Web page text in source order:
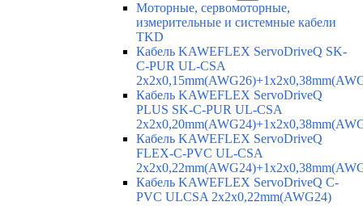
Моторные, сервомоторные,
измерительные и системные кабели
TKD
Кабель KAWEFLEX ServoDriveQ SK-
C-PUR UL-CSA
Кабель KAWEFLEX ServoDriveQ
PLUS SK-C-PUR UL-CSA
Кабель KAWEFLEX ServoDriveQ
FLEX-C-PVC UL-CSA
Кабель KAWEFLEX ServoDriveQ C-
PVC ULCSA 2x2x0,22mm(AWG24)